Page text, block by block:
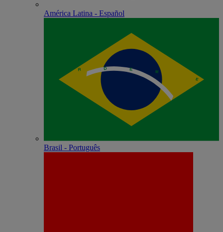
América Latina - Español
Brasil - Português